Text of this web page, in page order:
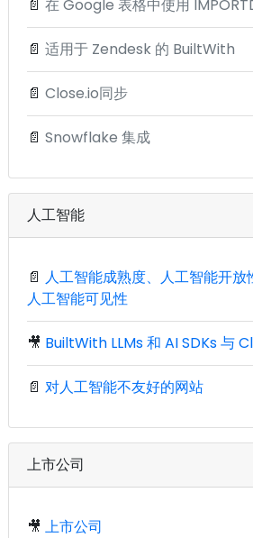
📄 在 Google 表格中使用
📄 适用于 Zendesk 的 BuiltWith
📄 Close.io同步
📄 Snowflake 集成
人工智能
📄 人工智能成熟度、人工智能开放
人工智能可见性
🎥 BuiltWith LLMs 和 AI SDKs 与
📄 对人工智能不友好的网站
上市公司
🎥 上市公司